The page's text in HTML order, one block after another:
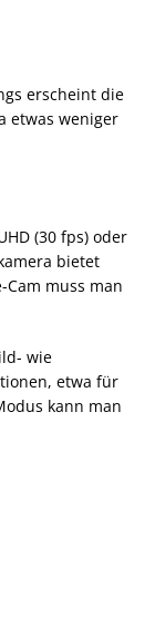
erscheint die
etwas weniger
(30 fps) oder
bietet
Cam muss man
wie
etwa für
kann man